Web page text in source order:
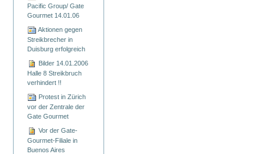
Pacific Group/ Gate
Gourmet 14.01.06
Aktionen gegen
Streikbrecher in
Duisburg erfolgreich
Bilder 14.01.2006
Halle 8 Streikbruch
verhindert !!
Protest in Zürich
vor der Zentrale der
Gate Gourmet
Vor der Gate-
Gourmet-Filiale in
Buenos Aires